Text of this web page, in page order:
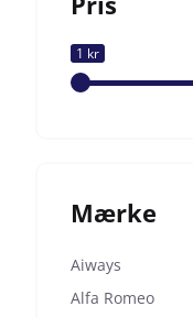
1 kr
Mærke
Aiways
Alfa Romeo